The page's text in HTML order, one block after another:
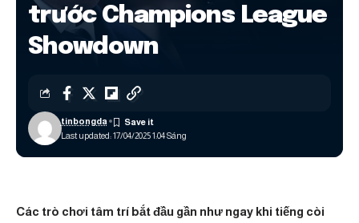
trước Champions League
Showdown
Last updated: 17/04/2025 1:04 Sáng
tinbongda
Các trò chơi tâm trí bắt đầu gần như ngay khi tiếng còi